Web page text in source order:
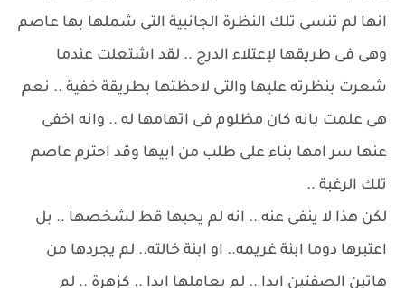
انها لم تنسى تلك النظرة الجانبية التى شملها بها عاصم
وهى فى طريقها لإعتلاء الدرج .. لقد اشتعلت عندما
شعرت بنظرته عليها والتى لاحظتها بطريقة خفية .. نعم
هى علمت بانه كان مظلوم فى اتهامها له .. وانه اخفى
عنها سر امها بناء على طلب من ابيها وقد احترم عاصم
تلك الرغبة ..
لكن هذا لا ينفى عنه .. انه لم يحبها قط لشخصها .. بل
اعتبرها دوما ابنة غريمه.. او ابنة خالته.. لم يجردها من
هاتين الصفتين ابدا .. لم يعاملها ابدا .. كزهرة .. لم